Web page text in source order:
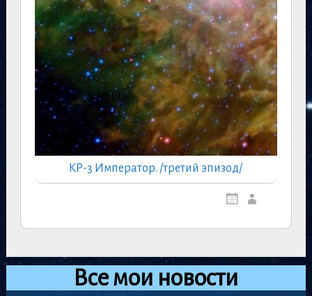
КР-3 Император. /третий эпизод/
Все мои новости